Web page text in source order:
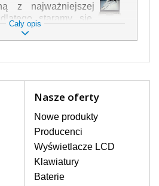
z najważniejszej
staramy się,
jakości. Służy
tekstu lub obrazu w
ostrożnością. Do
mechaniczne np.
ekran, następnie
pasy, ciemny
nierównomierną
Cały opis
Nasze oferty
Nowe produkty
Producenci
Wyświetlacze LCD
Klawiatury
Baterie